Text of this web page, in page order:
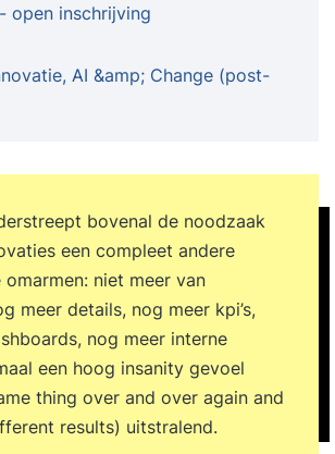
en onbevangen denken – zonder
en vooruitgang. Leer een
die je creativiteit omzet in
en
input creatieve output
toegang tot tools die je
stimuleren en je zakelijke
Kortom: hoe haal je het
situaties? Programma van de
en Innovatie College 1
potentieel heel productief, maar
En vanuit welke
open inschrijving
AI &amp; Change (post-
bovenal de noodzaak
een compleet andere
niet meer van
meer details, nog meer kpi’s,
nog meer interne
een hoog insanity gevoel
thing over and over again and
results) uitstralend.